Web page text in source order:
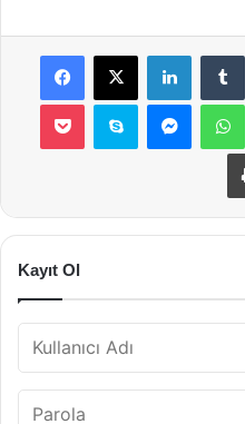
Facebook
X LinkedIn
Pocket Skype
Kayıt Ol